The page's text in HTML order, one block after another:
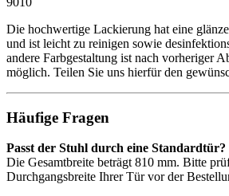
Die hochwertige Lackierung hat eine
und ist leicht zu reinigen sowie
andere Farbgestaltung ist nach vorheriger
möglich. Teilen Sie uns hierfür den
Häufige Fragen
Passt der Stuhl durch eine Standardtür?
Die Gesamtbreite beträgt 810 mm. Bitte
Durchgangsbreite Ihrer Tür vor der